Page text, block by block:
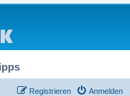
Anmelden
Registrieren